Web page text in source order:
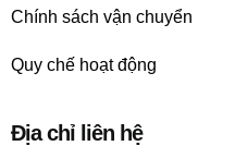
Chính sách vận chuyển
Quy chế hoạt động
Địa chỉ liên hệ